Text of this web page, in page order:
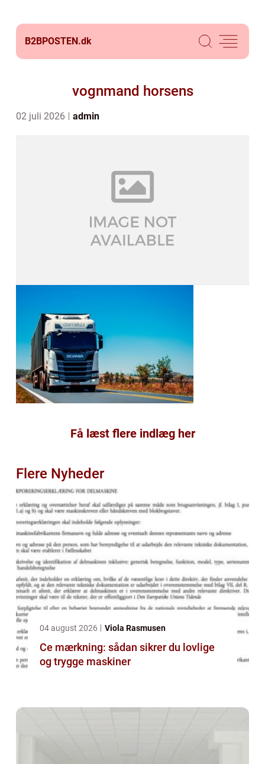
B2BPOSTEN.dk
vognmand horsens
02 juli 2026 admin
Få læst flere indlæg her
Flere Nyheder
04 august 2026 Viola Rasmusen
Ce mærkning: sådan sikrer du lovlige
og trygge maskiner